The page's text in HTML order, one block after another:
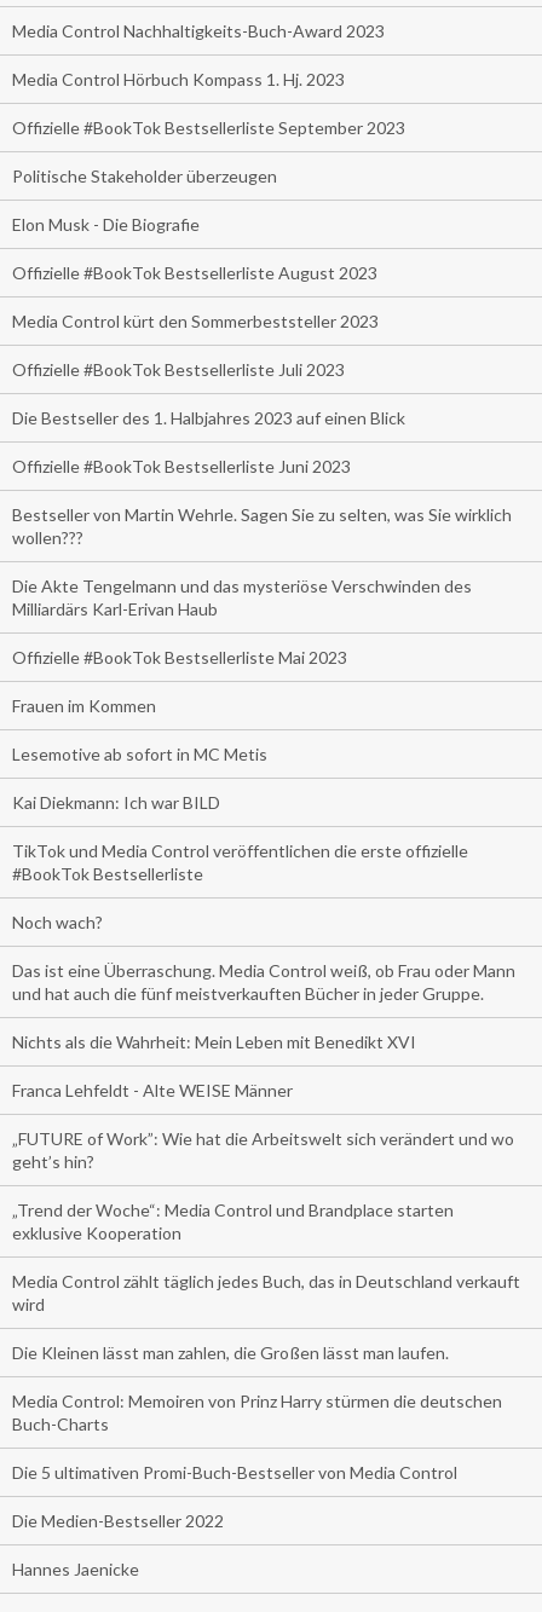
Media Control Nachhaltigkeits-Buch-Award 2023
Media Control Hörbuch Kompass 1. Hj. 2023
Offizielle #BookTok Bestsellerliste September 2023
Politische Stakeholder überzeugen
Elon Musk - Die Biografie
Offizielle #BookTok Bestsellerliste August 2023
Media Control kürt den Sommerbeststeller 2023
Offizielle #BookTok Bestsellerliste Juli 2023
Die Bestseller des 1. Halbjahres 2023 auf einen Blick
Offizielle #BookTok Bestsellerliste Juni 2023
Bestseller von Martin Wehrle. Sagen Sie zu selten, was Sie wirklich
wollen???
Die Akte Tengelmann und das mysteriöse Verschwinden des
Milliardärs Karl-Erivan Haub
Offizielle #BookTok Bestsellerliste Mai 2023
Frauen im Kommen
Lesemotive ab sofort in MC Metis
Kai Diekmann: Ich war BILD
TikTok und Media Control veröffentlichen die erste offizielle
#BookTok Bestsellerliste
Noch wach?
Das ist eine Überraschung. Media Control weiß, ob Frau oder Mann
und hat auch die fünf meistverkauften Bücher in jeder Gruppe.
Nichts als die Wahrheit: Mein Leben mit Benedikt XVI
Franca Lehfeldt - Alte WEISE Männer
„FUTURE of Work”: Wie hat die Arbeitswelt sich verändert und wo
geht’s hin?
„Trend der Woche“: Media Control und Brandplace starten
exklusive Kooperation
Media Control zählt täglich jedes Buch, das in Deutschland verkauft
wird
Die Kleinen lässt man zahlen, die Großen lässt man laufen.
Media Control: Memoiren von Prinz Harry stürmen die deutschen
Buch-Charts
Die 5 ultimativen Promi-Buch-Bestseller von Media Control
Die Medien-Bestseller 2022
Hannes Jaenicke